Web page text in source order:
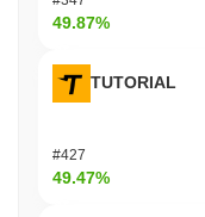
49.87%
TUTORIAL
#427
49.47%